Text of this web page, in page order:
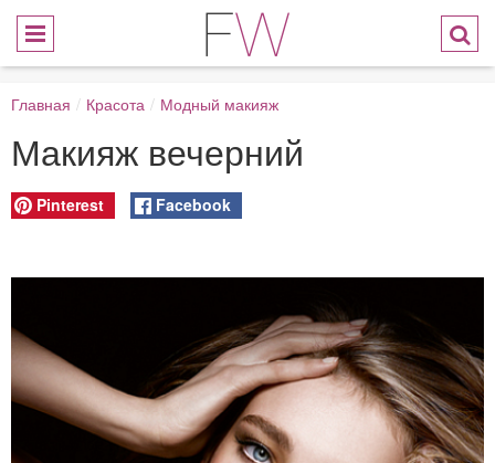
Главная / Красота / Модный макияж
Макияж вечерний
Pinterest Facebook